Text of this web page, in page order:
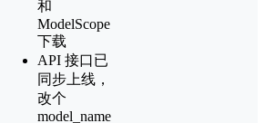
和
ModelScope
下载
API 接口已
同步上线，
改个
model_name